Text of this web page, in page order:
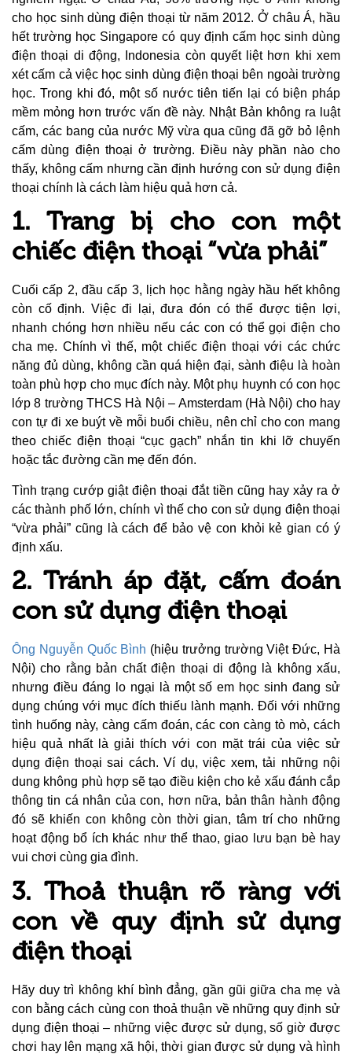
cho học sinh dùng điện thoại từ năm 2012. Ở châu Á, hầu
hết trường học Singapore có quy định cấm học sinh dùng
điện thoại di động, Indonesia còn quyết liệt hơn khi xem
xét cấm cả việc học sinh dùng điện thoại bên ngoài trường
học. Trong khi đó, một số nước tiên tiến lại có biện pháp
mềm mỏng hơn trước vấn đề này. Nhật Bản không ra luật
cấm, các bang của nước Mỹ vừa qua cũng đã gỡ bỏ lệnh
cấm dùng điện thoại ở trường. Điều này phần nào cho
thấy, không cấm nhưng cần định hướng con sử dụng điện
thoại chính là cách làm hiệu quả hơn cả.
1. Trang bị cho con một
chiếc điện thoại “vừa phải”
Cuối cấp 2, đầu cấp 3, lịch học hằng ngày hầu hết không
còn cố định. Việc đi lại, đưa đón có thể được tiện lợi,
nhanh chóng hơn nhiều nếu các con có thể gọi điện cho
cha mẹ. Chính vì thế, một chiếc điện thoại với các chức
năng đủ dùng, không cần quá hiện đại, sành điệu là hoàn
toàn phù hợp cho mục đích này. Một phụ huynh có con học
lớp 8 trường THCS Hà Nội – Amsterdam (Hà Nội) cho hay
con tự đi xe buýt về mỗi buổi chiều, nên chỉ cho con mang
theo chiếc điện thoại “cục gạch” nhắn tin khi lỡ chuyến
hoặc tắc đường cần mẹ đến đón.
Tình trạng cướp giật điện thoại đắt tiền cũng hay xảy ra ở
các thành phố lớn, chính vì thế cho con sử dụng điện thoại
“vừa phải” cũng là cách để bảo vệ con khỏi kẻ gian có ý
định xấu.
2. Tránh áp đặt, cấm đoán
con sử dụng điện thoại
Ông Nguyễn Quốc Bình (hiệu trưởng trường Việt Đức, Hà
Nội) cho rằng bản chất điện thoại di động là không xấu,
nhưng điều đáng lo ngại là một số em học sinh đang sử
dụng chúng với mục đích thiếu lành mạnh. Đối với những
tình huống này, càng cấm đoán, các con càng tò mò, cách
hiệu quả nhất là giải thích với con mặt trái của việc sử
dụng điện thoại sai cách. Ví dụ, việc xem, tải những nội
dung không phù hợp sẽ tạo điều kiện cho kẻ xấu đánh cắp
thông tin cá nhân của con, hơn nữa, bản thân hành động
đó sẽ khiến con không còn thời gian, tâm trí cho những
hoạt động bổ ích khác như thể thao, giao lưu bạn bè hay
vui chơi cùng gia đình.
3. Thoả thuận rõ ràng với
con về quy định sử dụng
điện thoại
Hãy duy trì không khí bình đẳng, gần gũi giữa cha mẹ và
con bằng cách cùng con thoả thuận về những quy định sử
dụng điện thoại – những việc được sử dụng, số giờ được
chơi hay lên mạng xã hội, thời gian được sử dụng và hình